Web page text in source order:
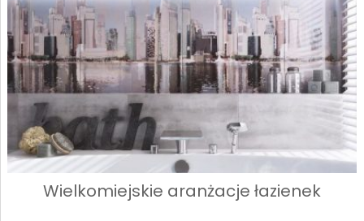
Wielkomiejskie aranżacje łazienek